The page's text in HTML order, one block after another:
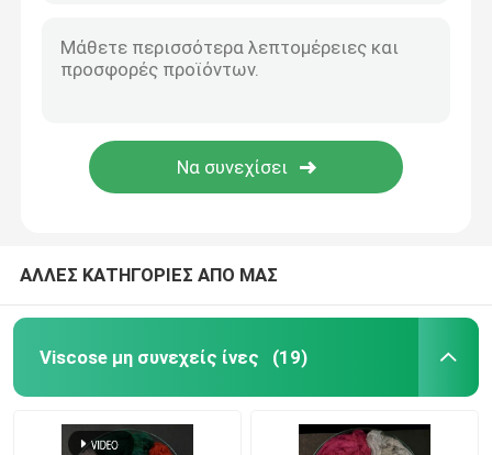
ΑΛΛΕΣ ΚΑΤΗΓΟΡΙΕΣ ΑΠΟ ΜΑΣ
Viscose μη συνεχείς ίνες (19)